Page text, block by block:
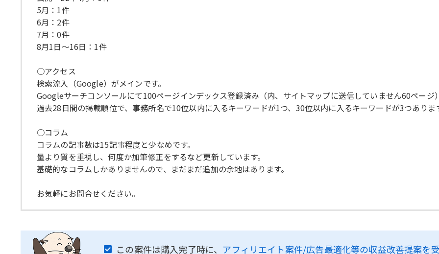
5月：1件
6月：2件
7月：0件
8月1日～16日：1件
○アクセス
検索流入（Google）がメインです。
Googleサーチコンソールにて100ページインデックス登録済み（内、サイトマップに送信していません60ページ
過去28日間の掲載順位で、事務所名で10位以内に入るキーワードが1つ、30位以内に入るキーワードが3つありま
○コラム
コラムの記事数は15記事程度と少なめです。
量より質を重視し、何度か加筆修正をするなど更新しています。
基礎的なコラムしかありませんので、まだまだ追加の余地はあります。
お気軽にお問合せください。
この案件は購入完了時に、 アフィリエイト案件/広告最適化等の収益改善提案を